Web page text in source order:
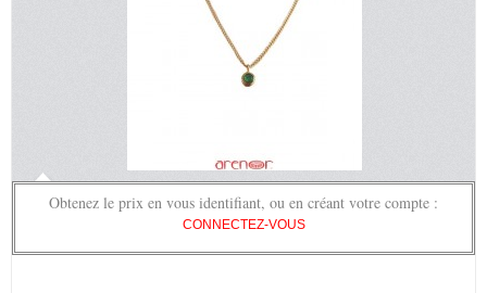
Obtenez le prix en vous identifiant, ou en créant votre compte :
CONNECTEZ-VOUS